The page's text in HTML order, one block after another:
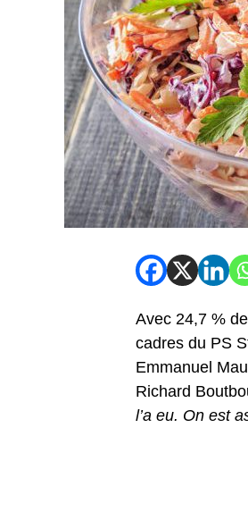
Avec 24,7 %
cadres du PS
Emmanuel
Richard
l’a eu. On est